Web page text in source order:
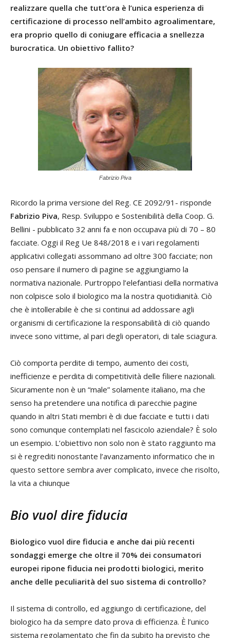
realizzare quella che tutt’ora è l’unica esperienza di
certificazione di processo nell’ambito agroalimentare,
era proprio quello di coniugare efficacia a snellezza
burocratica. Un obiettivo fallito?
Fabrizio Piva
Ricordo la prima versione del Reg. CE 2092/91- risponde
Fabrizio Piva, Resp. Sviluppo e Sostenibilità della Coop. G.
Bellini - pubblicato 32 anni fa e non occupava più di 70 – 80
facciate. Oggi il Reg Ue 848/2018 e i vari regolamenti
applicativi collegati assommano ad oltre 300 facciate; non
oso pensare il numero di pagine se aggiungiamo la
normativa nazionale. Purtroppo l’elefantiasi della normativa
non colpisce solo il biologico ma la nostra quotidianità. Ciò
che è intollerabile è che si continui ad addossare agli
organismi di certificazione la responsabilità di ciò quando
invece sono vittime, al pari degli operatori, di tale sciagura.
Ciò comporta perdite di tempo, aumento dei costi,
inefficienze e perdita di competitività delle filiere nazionali.
Sicuramente non è un “male” solamente italiano, ma che
senso ha pretendere una notifica di parecchie pagine
quando in altri Stati membri è di due facciate e tutti i dati
sono comunque contemplati nel fascicolo aziendale? È solo
un esempio. L’obiettivo non solo non è stato raggiunto ma
si è regrediti nonostante l’avanzamento informatico che in
questo settore sembra aver complicato, invece che risolto,
la vita a chiunque
Bio vuol dire fiducia
Biologico vuol dire fiducia e anche dai più recenti
sondaggi emerge che oltre il 70% dei consumatori
europei ripone fiducia nei prodotti biologici, merito
anche delle peculiarità del suo sistema di controllo?
Il sistema di controllo, ed aggiungo di certificazione, del
biologico ha da sempre dato prova di efficienza. È l’unico
sistema regolamentato che fin da subito ha previsto che